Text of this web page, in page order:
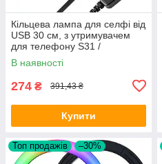
Кільцева лампа для селфі від
USB 30 cм, з утримувачем
для телефону S31 /
Світлодіодне кільце для
блогерів
В наявності
274 ₴ 391,43 ₴
Купити
Топ продажів –30%